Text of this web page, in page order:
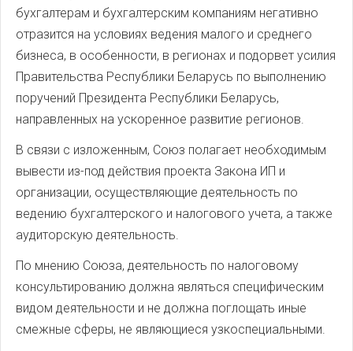
бухгалтерам и бухгалтерским компаниям негативно
отразится на условиях ведения малого и среднего
бизнеса, в особенности, в регионах и подорвет усилия
Правительства Республики Беларусь по выполнению
поручений Президента Республики Беларусь,
направленных на ускоренное развитие регионов.
В связи с изложенным, Союз полагает необходимым
вывести из-под действия проекта Закона ИП и
организации, осуществляющие деятельность по
ведению бухгалтерского и налогового учета, а также
аудиторскую деятельность.
По мнению Союза, деятельность по налоговому
консультированию должна являться специфическим
видом деятельности и не должна поглощать иные
смежные сферы, не являющиеся узкоспециальными.